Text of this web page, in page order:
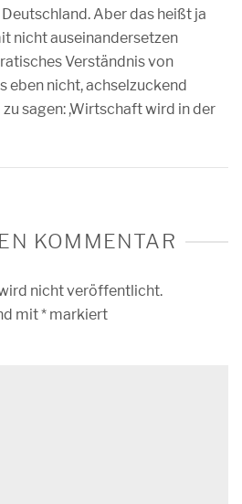
Aber das heißt ja
nicht auseinandersetzen
Verständnis von
nicht, achselzuckend
sagen: ,Wirtschaft wird in der
KOMMENTAR
nicht veröffentlicht.
mit* markiert